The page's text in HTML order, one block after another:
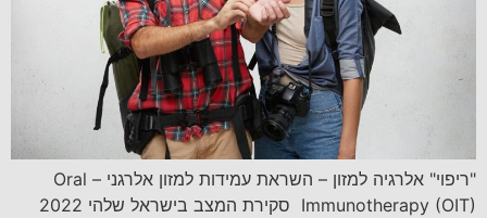
"ריפוי" אלרגיה למזון – השראת עמידות למזון אלרגני – Oral
Immunotherapy (OIT) סקירת המצב בישראל שלהי 2022